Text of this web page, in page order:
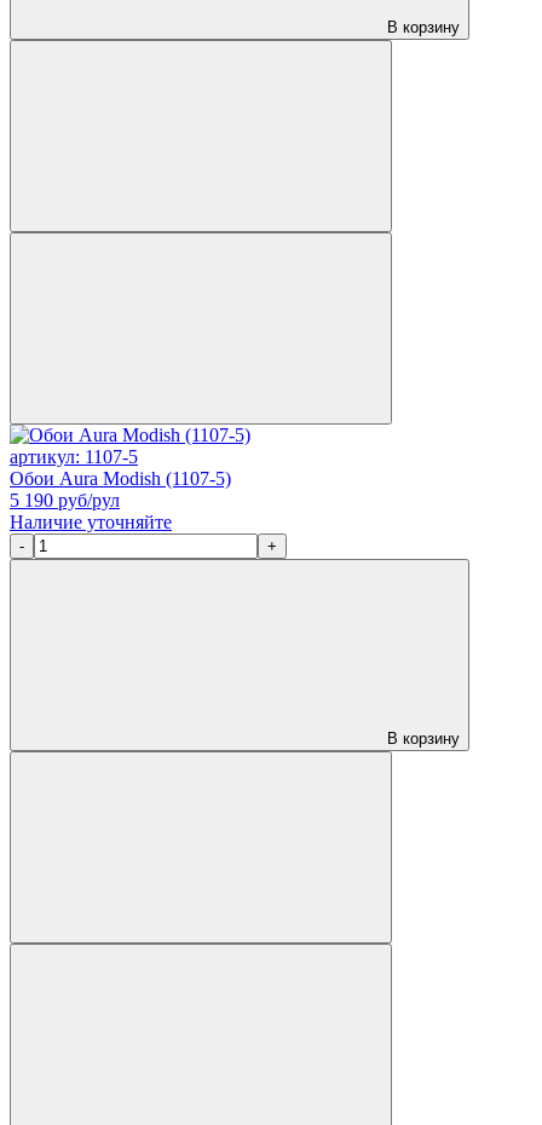
В корзину
артикул: 1107-5
Обои Aura Modish (1107-5)
5 190 руб/рул
Наличие уточняйте
- +
В корзину